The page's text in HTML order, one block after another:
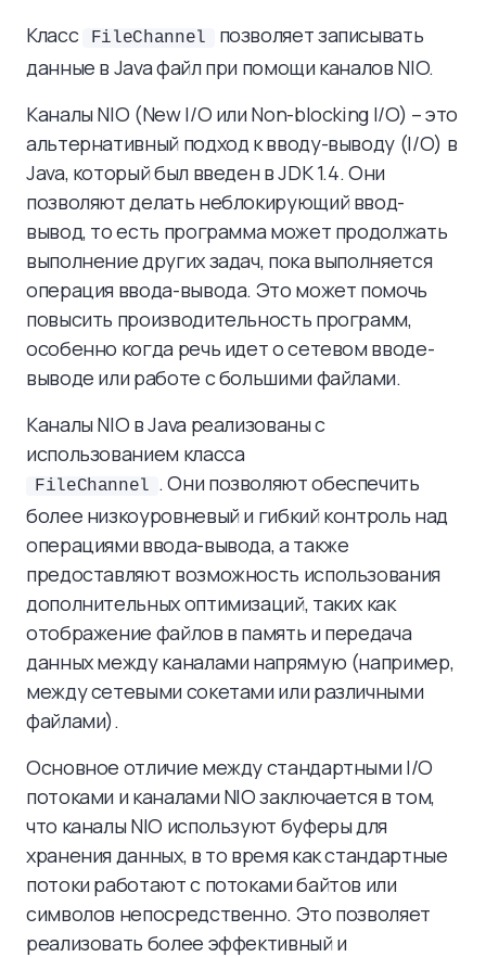
Класс FileChannel
позволяет записывать
данные в Java файл при помощи каналов NIO.
Каналы NIO (New I/O или Non-blocking I/O) – это
альтернативный подход к вводу-выводу (I/O) в
Java, который был введен в JDK 1.4. Они
позволяют делать неблокирующий ввод-
вывод, то есть программа может продолжать
выполнение других задач, пока выполняется
операция ввода-вывода. Это может помочь
повысить производительность программ,
особенно когда речь идет о сетевом вводе-
выводе или работе с большими файлами.
Каналы NIO в Java реализованы с
использованием класса
FileChannel . Они позволяют обеспечить
более низкоуровневый и гибкий контроль над
операциями ввода-вывода, а также
предоставляют возможность использования
дополнительных оптимизаций, таких как
отображение файлов в память и передача
данных между каналами напрямую (например,
между сетевыми сокетами или различными
файлами).
Основное отличие между стандартными I/O
потоками и каналами NIO заключается в том,
что каналы NIO используют буферы для
хранения данных, в то время как стандартные
потоки работают с потоками байтов или
символов непосредственно. Это позволяет
реализовать более эффективный и